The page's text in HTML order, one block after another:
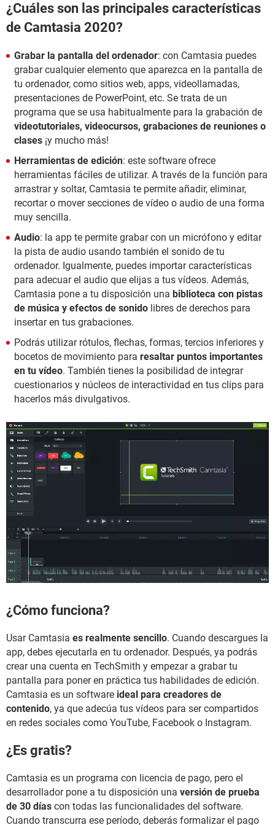
¿Cuáles son las principales características
de Camtasia 2020?
Grabar la pantalla del ordenador: con Camtasia puedes
grabar cualquier elemento que aparezca en la pantalla de
tu ordenador, como sitios web, apps, videollamadas,
presentaciones de PowerPoint, etc. Se trata de un
programa que se usa habitualmente para la grabación de
videotutoriales, videocursos, grabaciones de reuniones o
clases ¡y mucho más!
Herramientas de edición: este software ofrece
herramientas fáciles de utilizar. A través de la función para
arrastrar y soltar, Camtasia te permite añadir, eliminar,
recortar o mover secciones de vídeo o audio de una forma
muy sencilla.
Audio: la app te permite grabar con un micrófono y editar
la pista de audio usando también el sonido de tu
ordenador. Igualmente, puedes importar características
para adecuar el audio que elijas a tus vídeos. Además,
Camtasia pone a tu disposición una biblioteca con pistas
de música y efectos de sonido libres de derechos para
insertar en tus grabaciones.
Podrás utilizar rótulos, flechas, formas, tercios inferiores y
bocetos de movimiento para resaltar puntos importantes
en tu vídeo. También tienes la posibilidad de integrar
cuestionarios y núcleos de interactividad en tus clips para
hacerlos más divulgativos.
¿Cómo funciona?
Usar Camtasia es realmente sencillo. Cuando descargues la
app, debes ejecutarla en tu ordenador. Después, ya podrás
crear una cuenta en TechSmith y empezar a grabar tu
pantalla para poner en práctica tus habilidades de edición.
Camtasia es un software ideal para creadores de
contenido, ya que adecúa tus vídeos para ser compartidos
en redes sociales como YouTube, Facebook o Instagram.
¿Es gratis?
Camtasia es un programa con licencia de pago, pero el
desarrollador pone a tu disposición una versión de prueba
de 30 días con todas las funcionalidades del software.
Cuando transcurra ese período, deberás formalizar el pago